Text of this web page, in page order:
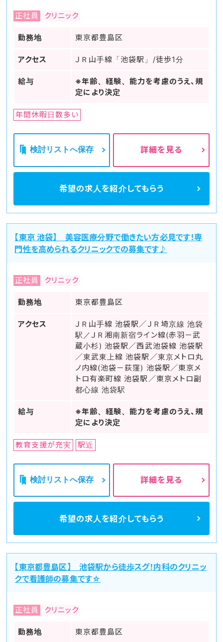
正社員 クリニック
勤務地 東京都豊島区
アクセス ＪＲ山手線「池袋駅」/徒歩1分
給与
※年齢、経験、能力を考慮のうえ、規
定により決定
年間休暇日数多い
検討リストへ保存 詳細を見る
希望の求人を紹介してもらう
【東京 池袋】 美容医療分野で働きたい方必見です！専
門性を高められるクリニックでの募集です♪
正社員 クリニック
勤務地 東京都豊島区
アクセス
ＪＲ山手線 池袋駅／ＪＲ埼京線 池袋
駅／ＪＲ湘南新宿ライン線(赤羽－武
蔵小杉) 池袋駅／西武池袋線 池袋駅
／東武東上線 池袋駅／東京メトロ丸
ノ内線(池袋－荻窪) 池袋駅／東京メ
トロ有楽町線 池袋駅／東京メトロ副
都心線 池袋駅
給与
※年齢、経験、能力を考慮のうえ、規
定により決定
教育支援が充実 駅近
検討リストへ保存 詳細を見る
希望の求人を紹介してもらう
【東京都豊島区】 池袋駅から徒歩スグ！内科のクリニッ
クで看護師の募集です☆
正社員 クリニック
勤務地 東京都豊島区